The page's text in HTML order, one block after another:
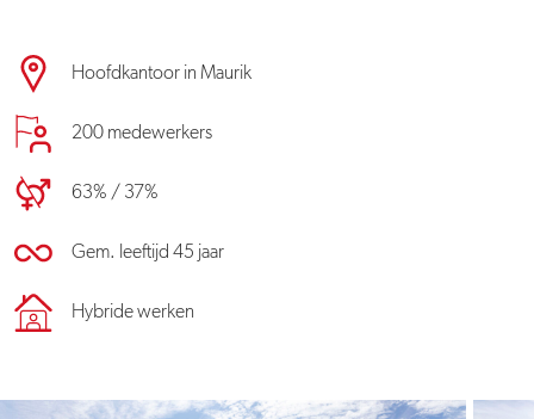
Hoofdkantoor in Maurik
200 medewerkers
63% / 37%
Gem. leeftijd 45 jaar
Hybride werken